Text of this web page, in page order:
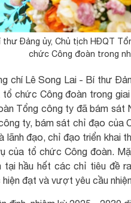
thư Đảng ủy, Chủ tịch HĐQT
chức Công đoàn trong
chí Lê Song Lai - Bí thư
chức Công đoàn trong
Tổng công ty đã bám sát
ty, bám sát chỉ đạo
lãnh đạo, chỉ đạo triển khai
của tổ chức Công đoàn.
tại hầu hết các chỉ tiêu đề
đạt và vượt yêu cầu